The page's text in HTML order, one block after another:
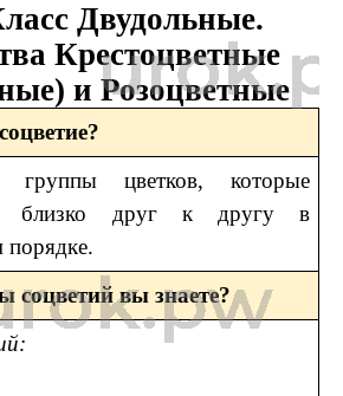
Двудольные.
Крестоцветные
и Розоцветные
цветков, которые
близко друг к другу в
порядке.
соцветий вы знаете?